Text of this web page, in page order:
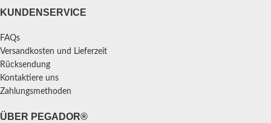
KUNDENSERVICE
FAQs
Versandkosten und Lieferzeit
Rücksendung
Kontaktiere uns
Zahlungsmethoden
ÜBER PEGADOR®